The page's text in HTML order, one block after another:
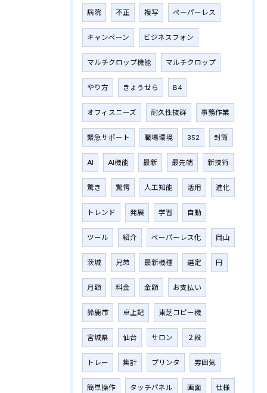
病院 不正 複写 ペーパーレス
キャンペーン ビジネスフォン
マルチクロップ機能 マルチクロップ
やり方 きょうせら B4
オフィスニーズ 耐久性抜群 事務作業
緊急サポート 職場環境 352 封筒
AI AI機能 最新 最先端 新技術
驚き 驚愕 人工知能 活用 進化
トレンド 発展 学習 自動
ツール 紹介 ペーパーレス化 岡山
茨城 兄弟 最新機種 選定 円
月額 料金 金額 お支払い
鈴鹿市 卓上記 東芝コピー機
宮城県 仙台 サロン ２段
トレー 集計 プリンタ 雰囲気
簡単操作 タッチパネル 画面 仕様